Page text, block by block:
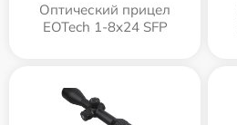
Оптический прицел
EOTech 1-8x24 SFP